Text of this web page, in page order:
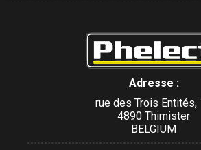
Adresse :
rue des Trois Entités,
4890 Thimister
BELGIUM